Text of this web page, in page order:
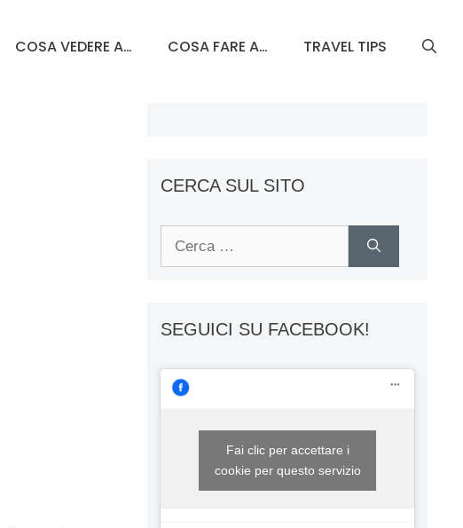
COSA VEDERE A… COSA FARE A… TRAVEL TIPS
CERCA SUL SITO
SEGUICI SU FACEBOOK!
Fai clic per accettare i
cookie per questo servizio